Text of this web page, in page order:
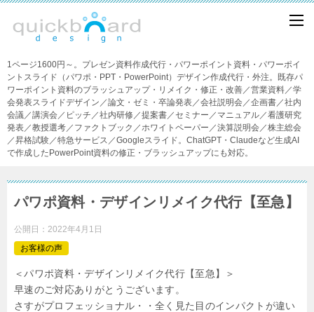
1ページ1600円～。プレゼン資料作成代行・パワーポイント資料・パワーポイ
ントスライド（パワポ・PPT・PowerPoint）デザイン作成代行・外注。既存パ
ワーポイント資料のブラッシュアップ・リメイク・修正・改善／営業資料／学
会発表スライドデザイン／論文・ゼミ・卒論発表／会社説明会／企画書／社内
会議／講演会／ピッチ／社内研修／提案書／セミナー／マニュアル／看護研究
発表／教授選考／ファクトブック／ホワイトペーパー／決算説明会／株主総会
／昇格試験／特急サービス／Googleスライド。ChatGPT・Claudeなど生成AI
で作成したPowerPoint資料の修正・ブラッシュアップにも対応。
パワポ資料・デザインリメイク代行【至急】
公開日： 2022年4月1日
お客様の声
＜パワポ資料・デザインリメイク代行【至急】＞
早速のご対応ありがとうございます。
さすがプロフェッショナル・・全く見た目のインパクトが違い